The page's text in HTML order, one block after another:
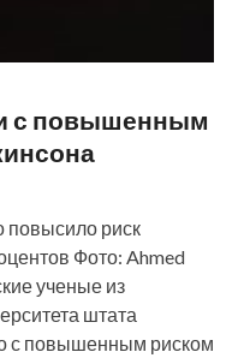
с повышенным
повысило риск
Фото: Ahmed
ученые из
штата
с повышенным риском